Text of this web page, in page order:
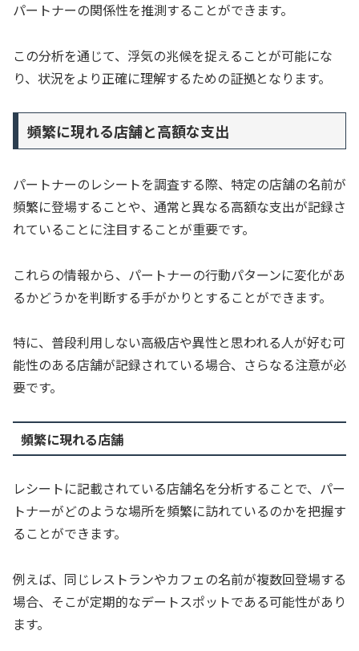
パートナーの関係性を推測することができます。
この分析を通じて、浮気の兆候を捉えることが可能にな
り、状況をより正確に理解するための証拠となります。
頻繁に現れる店舗と高額な支出
パートナーのレシートを調査する際、特定の店舗の名前が
頻繁に登場することや、通常と異なる高額な支出が記録さ
れていることに注目することが重要です。
これらの情報から、パートナーの行動パターンに変化があ
るかどうかを判断する手がかりとすることができます。
特に、普段利用しない高級店や異性と思われる人が好む可
能性のある店舗が記録されている場合、さらなる注意が必
要です。
頻繁に現れる店舗
レシートに記載されている店舗名を分析することで、パー
トナーがどのような場所を頻繁に訪れているのかを把握す
ることができます。
例えば、同じレストランやカフェの名前が複数回登場する
場合、そこが定期的なデートスポットである可能性があり
ます。